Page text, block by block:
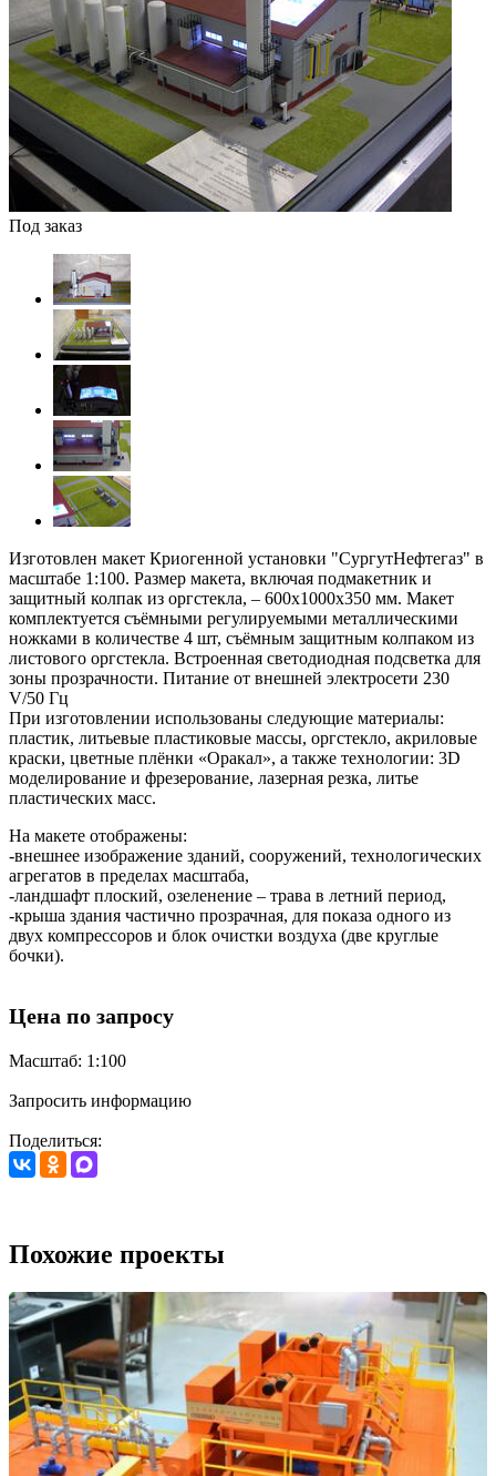
Под заказ
Изготовлен макет Криогенной установки "СургутНефтегаз" в
масштабе 1:100. Размер макета, включая подмакетник и
защитный колпак из оргстекла, – 600х1000х350 мм. Макет
комплектуется съёмными регулируемыми металлическими
ножками в количестве 4 шт, съёмным защитным колпаком из
листового оргстекла. Встроенная светодиодная подсветка для
зоны прозрачности. Питание от внешней электросети 230
V/50 Гц
При изготовлении использованы следующие материалы:
пластик, литьевые пластиковые массы, оргстекло, акриловые
краски, цветные плёнки «Оракал», а также технологии: 3D
моделирование и фрезерование, лазерная резка, литье
пластических масс.
На макете отображены:
-внешнее изображение зданий, сооружений, технологических
агрегатов в пределах масштаба,
-ландшафт плоский, озеленение – трава в летний период,
-крыша здания частично прозрачная, для показа одного из
двух компрессоров и блок очистки воздуха (две круглые
бочки).
Цена по запросу
Масштаб: 1:100
Запросить информацию
Поделиться:
Похожие проекты